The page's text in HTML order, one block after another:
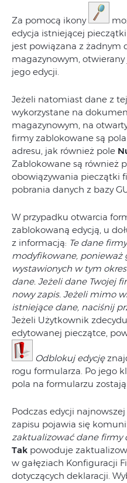
Za pomocą ikony
edycja istniejącej
jest powiązana z
magazynowym,
jego edycji.
Jeżeli natomiast dane z
wykorzystane na
magazynowym, na
firmy zablokowane są
adresu, jak również pole
Zablokowane są również
obowiązywania pieczątki
pobrania danych z bazy
W przypadku otwarcia
zablokowaną edycją, u
z informacją: Te dane
modyfikowane, ponieważ
wystawionych w tym
dane. Jeżeli dane Twojej
nowy zapis. Jeżeli mimo
istniejące dane, naciśnij
Jeżeli Użytkownik
edytowanej pieczątce,
Odblokuj edycję
rogu formularza. Po jego
pola na formularzu
Podczas edycji
zapisu pojawia się
zaktualizować dane firmy
Tak powoduje
w gałęziach Konfiguracji
dotyczących deklaracji.